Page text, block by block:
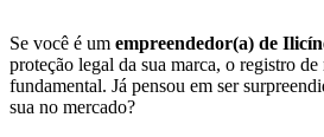
Se você é um empreendedor(a) de
proteção legal da sua marca, o registro de
fundamental. Já pensou em ser
sua no mercado?